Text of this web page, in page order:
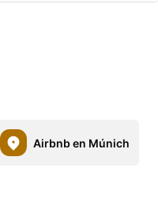
Airbnb en Múnich